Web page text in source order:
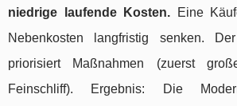
niedrige laufende Kosten. Eine
Nebenkosten langfristig senken.
priorisiert Maßnahmen (zuerst
Feinschliff). Ergebnis: Die